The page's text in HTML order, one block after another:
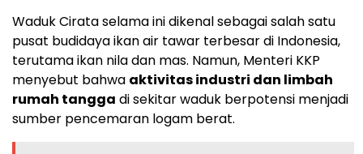
Waduk Cirata selama ini dikenal sebagai salah satu
pusat budidaya ikan air tawar terbesar di Indonesia,
terutama ikan nila dan mas. Namun, Menteri KKP
menyebut bahwa aktivitas industri dan limbah
rumah tangga di sekitar waduk berpotensi menjadi
sumber pencemaran logam berat.